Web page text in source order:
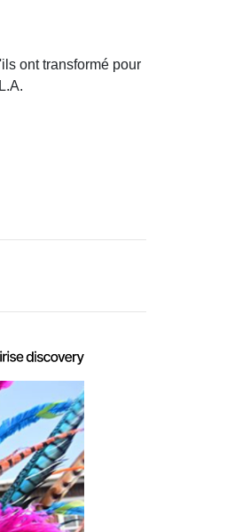
ont transformé pour